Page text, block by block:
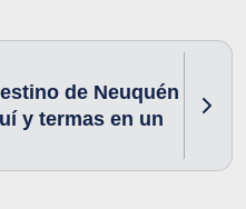
de Neuquén
y termas en un